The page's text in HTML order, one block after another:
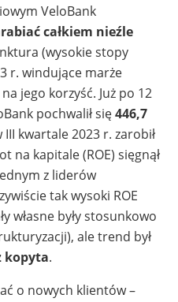
VeloBank
całkiem nieźle
(wysokie stopy
r. windujące marże
jego korzyść. Już po 12
pochwalił się446,7
III kwartale 2023 r. zarobił
na kapitale (ROE) sięgnął
z liderów
tak wysoki ROE
własne były stosunkowo
ale trend był
kopyta.
o nowych klientów –